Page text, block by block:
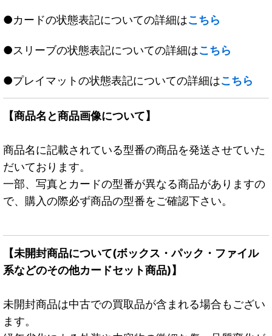
●カードの状態表記についての詳細はこちら
●スリーブの状態表記についての詳細はこちら
●プレイマットの状態表記についての詳細はこちら
【商品名と商品画像について】
商品名に記載されている型番の商品を発送させていた
だいております。
一部、写真とカードの型番が異なる商品がありますの
で、購入の際必ず商品の型番をご確認下さい。
【未開封商品について(ボックス・パック・ファイル
系などのその他カードセット商品)】
未開封商品は中古での買取品が含まれる場合もござい
ます。